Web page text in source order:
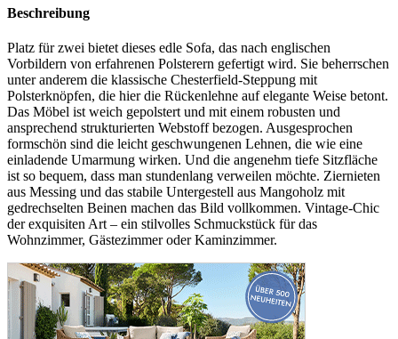
Beschreibung
Platz für zwei bietet dieses edle Sofa, das nach englischen
Vorbildern von erfahrenen Polsterern gefertigt wird. Sie beherrschen
unter anderem die klassische Chesterfield-Steppung mit
Polsterknöpfen, die hier die Rückenlehne auf elegante Weise betont.
Das Möbel ist weich gepolstert und mit einem robusten und
ansprechend strukturierten Webstoff bezogen. Ausgesprochen
formschön sind die leicht geschwungenen Lehnen, die wie eine
einladende Umarmung wirken. Und die angenehm tiefe Sitzfläche
ist so bequem, dass man stundenlang verweilen möchte. Ziernieten
aus Messing und das stabile Untergestell aus Mangoholz mit
gedrechselten Beinen machen das Bild vollkommen. Vintage-Chic
der exquisiten Art – ein stilvolles Schmuckstück für das
Wohnzimmer, Gästezimmer oder Kaminzimmer.